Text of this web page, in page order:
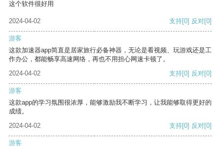
这个软件很好用
2024-04-02 支持[0] 反对[0]
游客
这款加速器app简直是居家旅行必备神器，无论是看视频、玩游戏还是工
作办公，都能畅享高速网络，再也不用担心网速卡顿了。
2024-04-02
支持[0] 反对[0]
游客
这款app的学习氛围很浓厚，能够激励我不断学习，让我能够取得更好的
成绩。
2024-04-02
支持[0] 反对[0]
游客